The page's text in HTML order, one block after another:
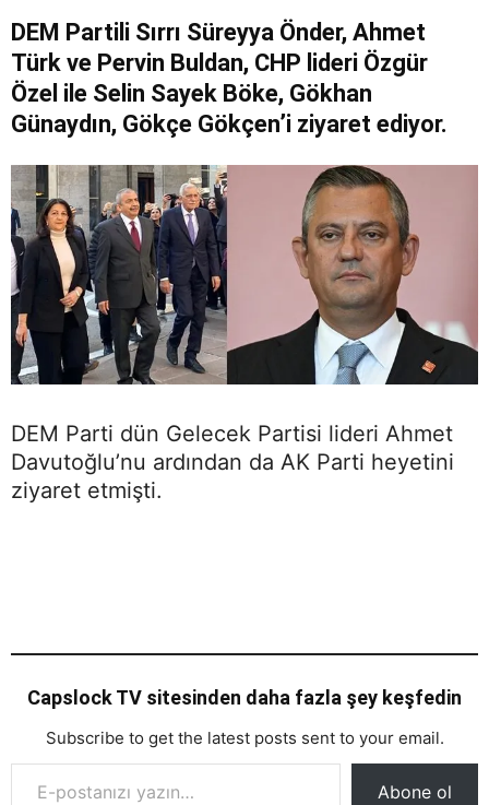
DEM Partili Sırrı Süreyya Önder, Ahmet
Türk ve Pervin Buldan, CHP lideri Özgür
Özel ile Selin Sayek Böke, Gökhan
Günaydın, Gökçe Gökçen’i ziyaret ediyor.
DEM Parti dün Gelecek Partisi lideri Ahmet
Davutoğlu’nu ardından da AK Parti heyetini
ziyaret etmişti.
Capslock TV sitesinden daha fazla şey keşfedin
Subscribe to get the latest posts sent to your email.
E-postanızı yazın…
Abone ol